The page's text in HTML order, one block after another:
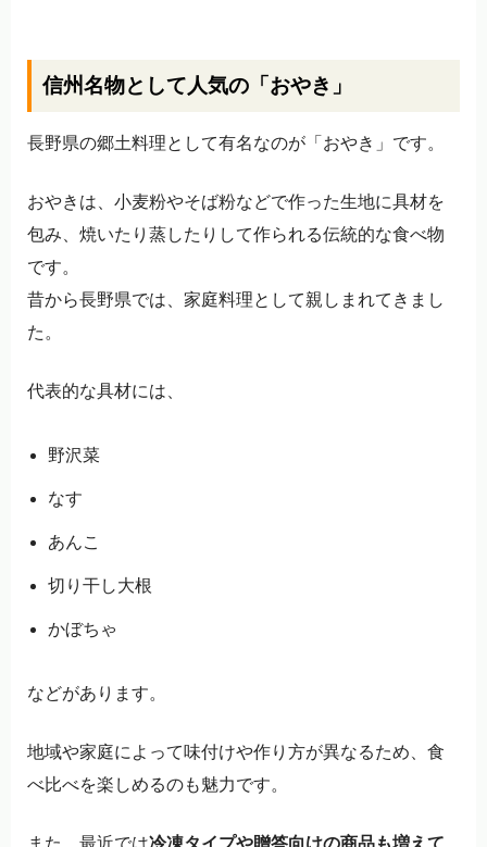
信州名物として人気の「おやき」
長野県の郷土料理として有名なのが「おやき」です。
おやきは、小麦粉やそば粉などで作った生地に具材を
包み、焼いたり蒸したりして作られる伝統的な食べ物
です。
昔から長野県では、家庭料理として親しまれてきまし
た。
代表的な具材には、
野沢菜
なす
あんこ
切り干し大根
かぼちゃ
などがあります。
地域や家庭によって味付けや作り方が異なるため、食
べ比べを楽しめるのも魅力です。
また、最近では冷凍タイプや贈答向けの商品も増えて